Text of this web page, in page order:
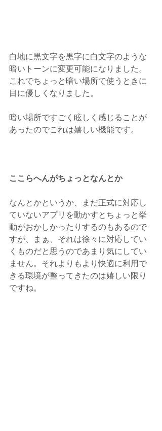
白地に黒文字を黒字に白文字のような
暗いトーンに変更可能になりました。
これでちょっと暗い場所で使うときに
目に優しくなりました。
暗い場所ですごく眩しく感じることが
あったのでこれは嬉しい機能です。
ここらへんがちょっとなんとか
なんとかというか、まだ正式に対応し
ていないアプリを動かすとちょっと挙
動がおかしかったりするのもあるので
すが、まぁ、それは徐々に対応してい
くものだと思うのであまり気にしてい
ません。それよりもより快適に利用で
きる環境が整ってきたのは嬉しい限り
ですね。